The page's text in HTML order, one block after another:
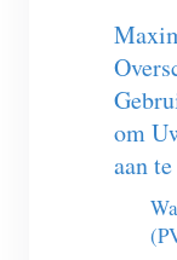
Self-
EV-
om
aan